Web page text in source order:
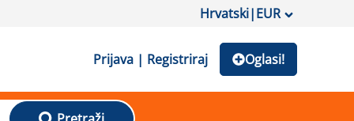
Hrvatski|EUR
Prijava | Registriraj Oglasi!